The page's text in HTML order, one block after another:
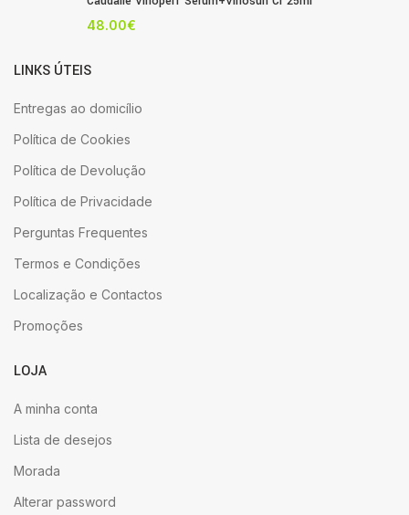
48.00€
LINKS ÚTEIS
Entregas ao domicílio
Política de Cookies
Política de Devolução
Política de Privacidade
Perguntas Frequentes
Termos e Condições
Localização e Contactos
Promoções
LOJA
A minha conta
Lista de desejos
Morada
Alterar password